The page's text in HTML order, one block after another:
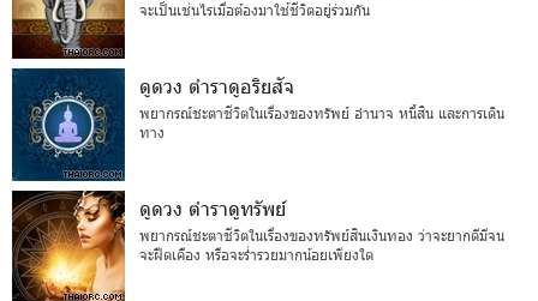
จะเป็นเช่นไรเมื่อต้องมาใช้ชีวิตอยู่ร่วมกัน
ดูดวง ตำราดูอริยสัจ
พยากรณ์ชะตาชีวิตในเรื่องของทรัพย์ อำนาจ หนี้สิน และการเดิน
ทาง
ดูดวง ตำราดูทรัพย์
พยากรณ์ชะตาชีวิตในเรื่องของทรัพย์สินเงินทอง ว่าจะยากดีมีจน
จะฝืดเคือง หรือจะร่ำรวยมากน้อยเพียงใด